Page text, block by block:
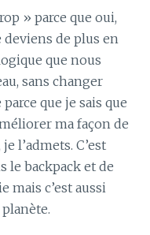
» parce que oui,
deviens de plus en
que nous
sans changer
que je sais que
ma façon de
l’admets. C’est
le backpack et de
mais c’est aussi